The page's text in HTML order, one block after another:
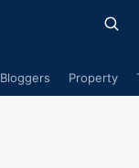
Bloggers Property